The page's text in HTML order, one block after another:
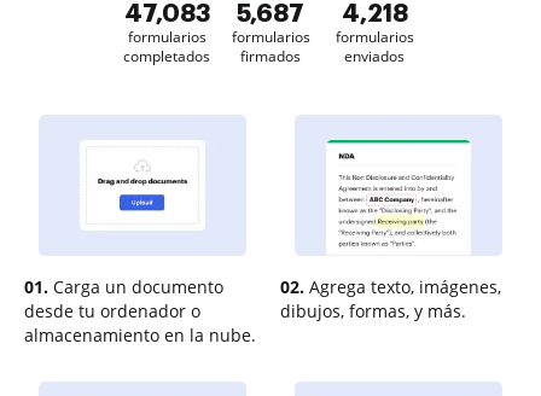
47,084
formularios
completados
5,687
formularios
firmados
4,218
formularios
enviados
01. Carga un documento
desde tu ordenador o
almacenamiento en la nube.
02. Agrega texto, imágenes,
dibujos, formas, y más.